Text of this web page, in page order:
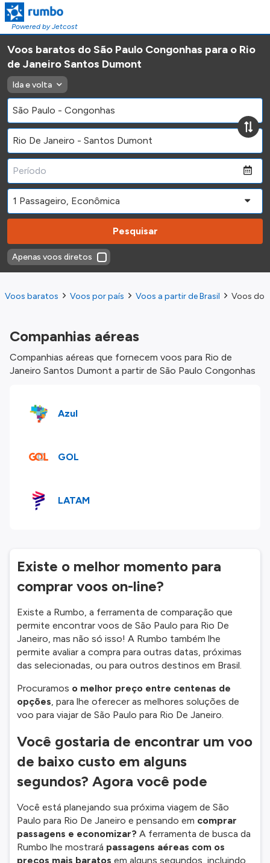
Powered by Jetcost
Voos baratos do São Paulo Congonhas para o Rio
de Janeiro Santos Dumont
Ida e volta
Pesquisar
Apenas voos diretos
Voos baratos Voos por país Voos a partir de Brasil Voos do
Companhias aéreas
Companhias aéreas que fornecem voos para Rio de
Janeiro Santos Dumont a partir de São Paulo Congonhas
Azul
GOL
LATAM
Existe o melhor momento para
comprar voos on-line?
Existe a Rumbo, a ferramenta de comparação que
permite encontrar voos de São Paulo para Rio De
Janeiro, mas não só isso! A Rumbo também lhe
permite avaliar a compra para outras datas, próximas
das selecionadas, ou para outros destinos em Brasil.
Procuramos o melhor preço entre centenas de
opções, para lhe oferecer as melhores soluções de
voo para viajar de São Paulo para Rio De Janeiro.
Você gostaria de encontrar um voo
de baixo custo em alguns
segundos? Agora você pode
Você está planejando sua próxima viagem de São
Paulo para Rio De Janeiro e pensando em comprar
passagens e economizar? A ferramenta de busca da
Rumbo lhe mostrará passagens aéreas com os
preços mais baratos em alguns segundos, incluindo